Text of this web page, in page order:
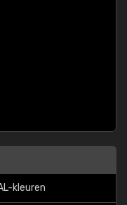
kleuren